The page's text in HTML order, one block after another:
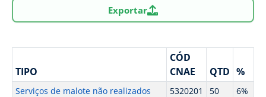
Exportar
TIPO
CÓD
CNAE
QTD %
Serviços de malote não realizados
5320201 50 6%